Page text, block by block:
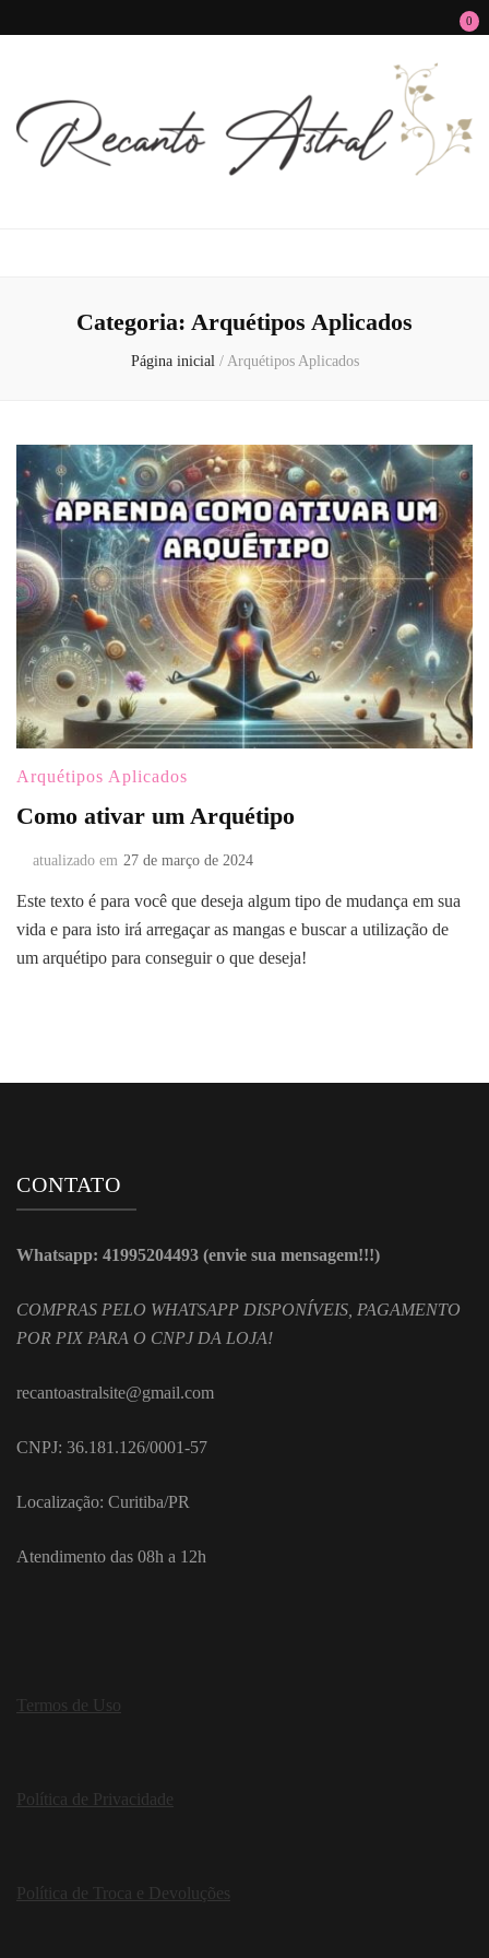
0
Categoria: Arquétipos Aplicados
Página inicial / Arquétipos Aplicados
Arquétipos Aplicados
Como ativar um Arquétipo
atualizado em 27 de março de 2024
Este texto é para você que deseja algum tipo de mudança em sua
vida e para isto irá arregaçar as mangas e buscar a utilização de
um arquétipo para conseguir o que deseja!
CONTATO
Whatsapp: 41995204493 (envie sua mensagem!!!)
COMPRAS PELO WHATSAPP DISPONÍVEIS, PAGAMENTO
POR PIX PARA O CNPJ DA LOJA!
recantoastralsite@gmail.com
CNPJ: 36.181.126/0001-57
Localização: Curitiba/PR
Atendimento das 08h a 12h
Termos de Uso
Política de Privacidade
Política de Troca e Devoluções